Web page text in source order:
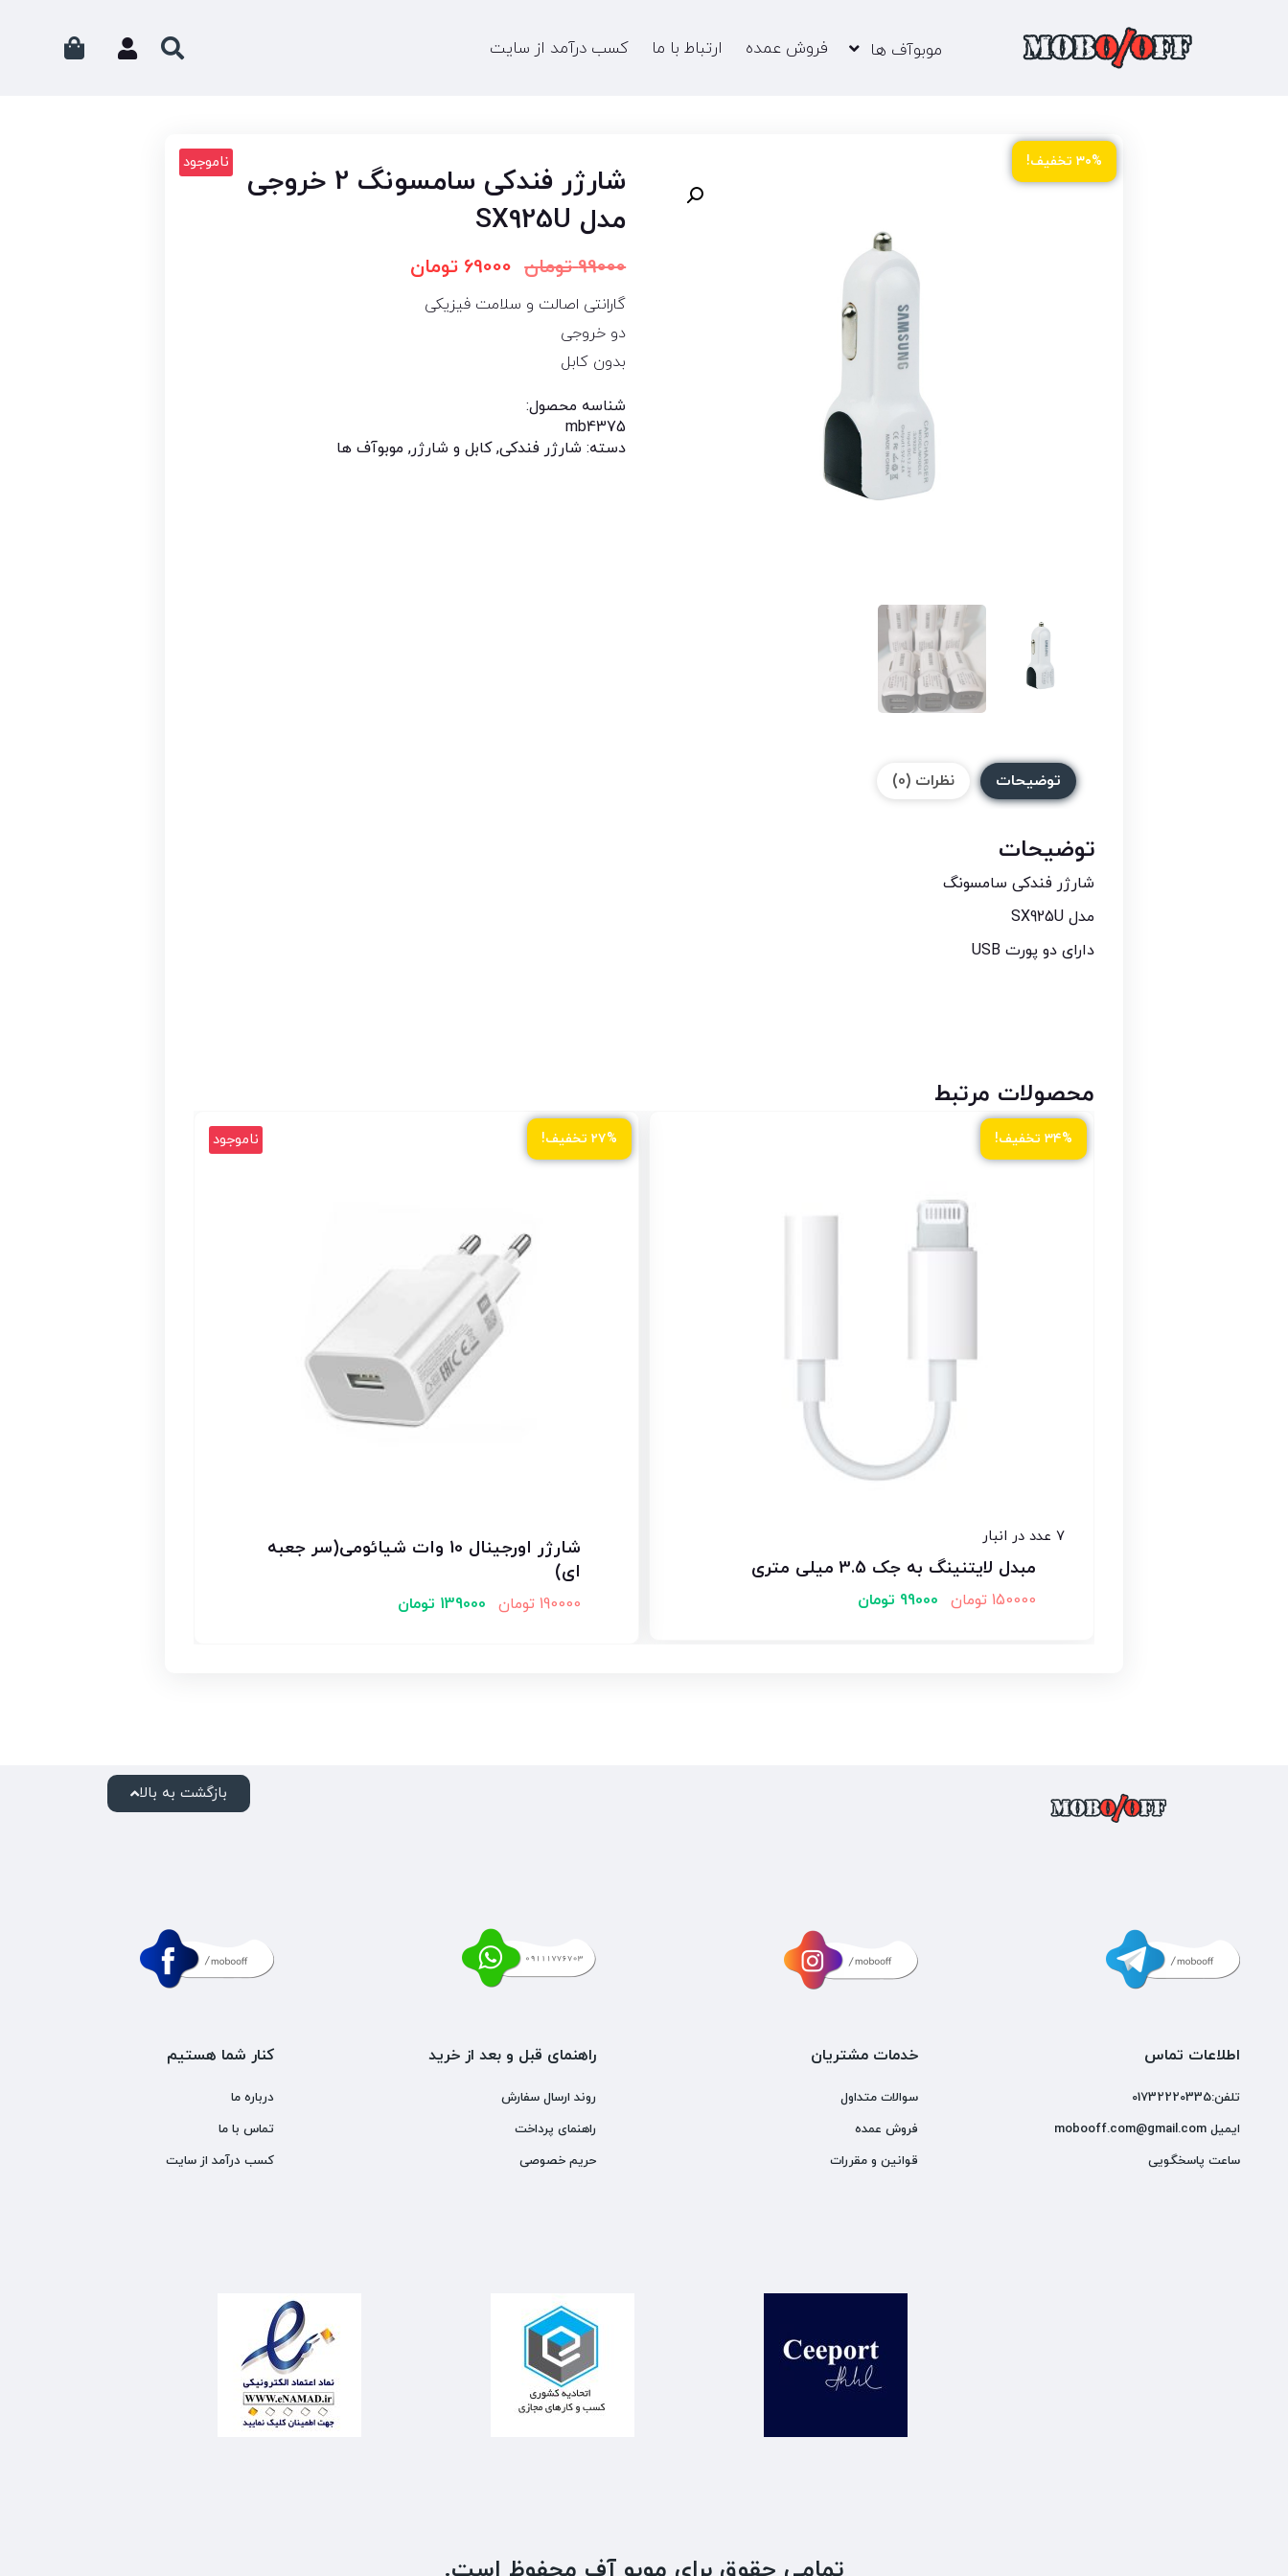
موبوآف ها فروش عمده ارتباط با ما کسب درآمد از سایت
۳۰% تخفیف!
شارژر فندکی سامسونگ 2 خروجی
مدل SX925U
99000 تومان 69000 تومان
گارانتی اصالت و سلامت فیزیکی
دو خروجی
بدون کابل
ناموجود
شناسه محصول:
mb4375
دسته: شارژر فندکی,کابل و شارژر, موبوآف ها
توضیحات نظرات (0)
توضیحات
شارژر فندکی سامسونگ
مدل SX925U
دارای دو پورت USB
محصولات مرتبط
۳۴% تخفیف!
7 عدد در انبار
مبدل لایتنینگ به جک 3.5 میلی متری
150000 تومان 99000 تومان
۲۷% تخفیف! ناموجود
شارژر اورجینال 10 وات شیائومی(سر جعبه
ای)
190000 تومان 139000 تومان
بازگشت به بالا
اطلاعات تماس خدمات مشتریان راهنمای قبل و بعد از خرید کنار شما هستیم
تلفن:01732220335 سوالات متداول روند ارسال سفارش
درباره ما
ایمیل mobooff.com@gmail.com
فروش عمده راهنمای پرداخت
تماس با ما
ساعت پاسخگویی
قوانین و مقررات حریم خصوصی کسب درآمد از سایت